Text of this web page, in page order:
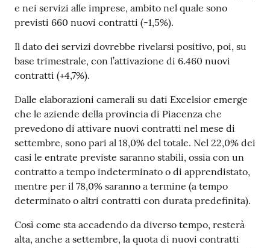
e nei servizi alle imprese, ambito nel quale sono
previsti 660 nuovi contratti (-1,5%).
Il dato dei servizi dovrebbe rivelarsi positivo, poi, su
base trimestrale, con l’attivazione di 6.460 nuovi
contratti (+4,7%).
Dalle elaborazioni camerali su dati Excelsior emerge
che le aziende della provincia di Piacenza che
prevedono di attivare nuovi contratti nel mese di
settembre, sono pari al 18,0% del totale. Nel 22,0% dei
casi le entrate previste saranno stabili, ossia con un
contratto a tempo indeterminato o di apprendistato,
mentre per il 78,0% saranno a termine (a tempo
determinato o altri contratti con durata predefinita).
Così come sta accadendo da diverso tempo, resterà
alta, anche a settembre, la quota di nuovi contratti